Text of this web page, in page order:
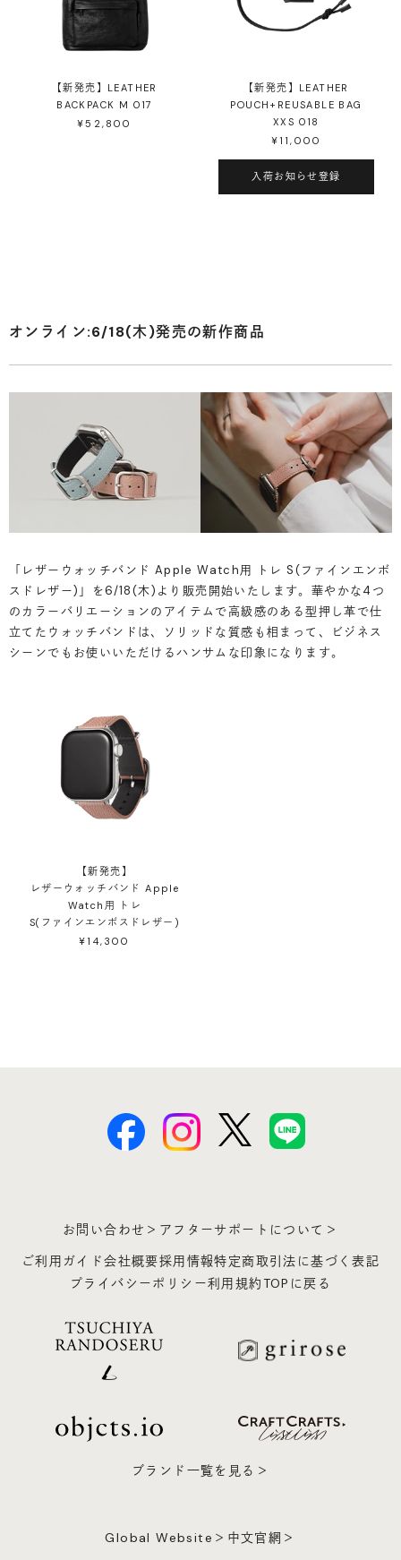
【新発売】LEATHER
BACKPACK M 017
¥52,800
【新発売】LEATHER
POUCH+REUSABLE BAG
XXS 018
¥11,000
入荷お知らせ登録
オンライン:6/18(木)発売の新作商品
「レザーウォッチバンド Apple Watch用 トレ S(ファインエンボ
スドレザー)」を6/18(木)より販売開始いたします。華やかな4つ
のカラーバリエーションのアイテムで高級感のある型押し革で仕
立てたウォッチバンドは、ソリッドな質感も相まって、ビジネス
シーンでもお使いいただけるハンサムな印象になります。
【新発売】
レザーウォッチバンド Apple
Watch用 トレ
S(ファインエンボスドレザー)
¥14,300
お問い合わせ＞ アフターサポートについて＞
ご利用ガイド会社概要採用情報特定商取引法に基づく表記
プライバシーポリシー利用規約 TOPに戻る
ブランド一覧を見る＞
Global Website＞ 中文官網＞